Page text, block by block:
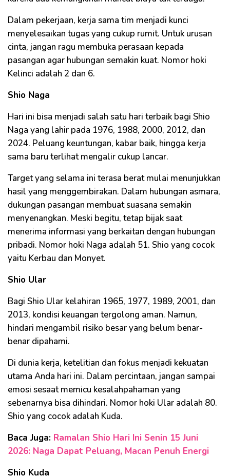
Dalam pekerjaan, kerja sama tim menjadi kunci
menyelesaikan tugas yang cukup rumit. Untuk urusan
cinta, jangan ragu membuka perasaan kepada
pasangan agar hubungan semakin kuat. Nomor hoki
Kelinci adalah 2 dan 6.
Shio Naga
Hari ini bisa menjadi salah satu hari terbaik bagi Shio
Naga yang lahir pada 1976, 1988, 2000, 2012, dan
2024. Peluang keuntungan, kabar baik, hingga kerja
sama baru terlihat mengalir cukup lancar.
Target yang selama ini terasa berat mulai menunjukkan
hasil yang menggembirakan. Dalam hubungan asmara,
dukungan pasangan membuat suasana semakin
menyenangkan. Meski begitu, tetap bijak saat
menerima informasi yang berkaitan dengan hubungan
pribadi. Nomor hoki Naga adalah 51. Shio yang cocok
yaitu Kerbau dan Monyet.
Shio Ular
Bagi Shio Ular kelahiran 1965, 1977, 1989, 2001, dan
2013, kondisi keuangan tergolong aman. Namun,
hindari mengambil risiko besar yang belum benar-
benar dipahami.
Di dunia kerja, ketelitian dan fokus menjadi kekuatan
utama Anda hari ini. Dalam percintaan, jangan sampai
emosi sesaat memicu kesalahpahaman yang
sebenarnya bisa dihindari. Nomor hoki Ular adalah 80.
Shio yang cocok adalah Kuda.
Baca Juga: Ramalan Shio Hari Ini Senin 15 Juni
2026: Naga Dapat Peluang, Macan Penuh Energi
Shio Kuda